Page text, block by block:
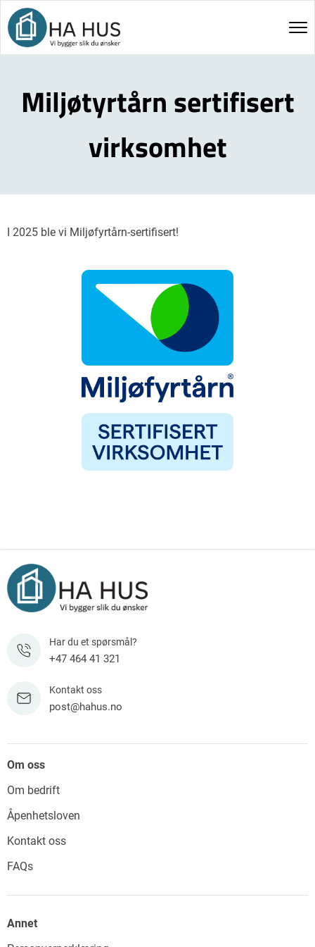
Miljøtyrtårn sertifisert
virksomhet
I 2025 ble vi Miljøfyrtårn-sertifisert!
Har du et spørsmål?
+47 464 41 321
Kontakt oss
post@hahus.no
Om oss
Om bedrift
Åpenhetsloven
Kontakt oss
FAQs
Annet